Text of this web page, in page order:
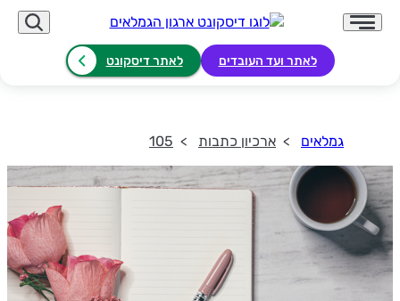
לאתר ועד העובדים לאתר דיסקונט
גמלאים ארכיון כתבות 105